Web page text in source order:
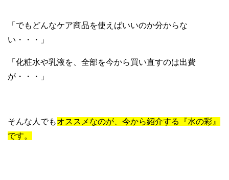
「でもどんなケア商品を使えばいいのか分からな
い・・・」
「化粧水や乳液を、全部を今から買い直すのは出費
が・・・」
そんな人でもオススメなのが、今から紹介する『水の彩』
です。